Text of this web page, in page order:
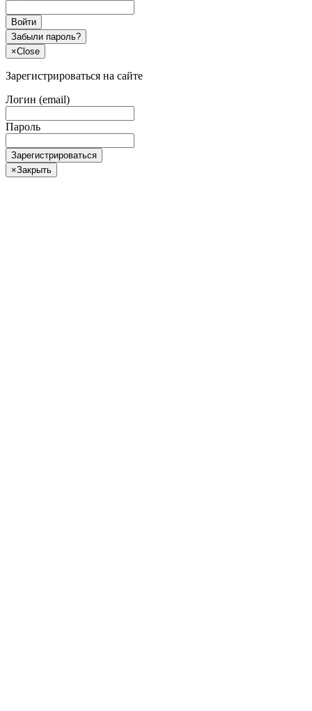
Войти
Забыли пароль?
×Close
Зарегистрироваться на сайте
Логин (email)
Пароль
Зарегистрироваться
×Закрыть